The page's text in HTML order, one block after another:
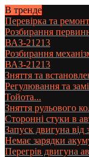
В тренде
Перевірка та
Розбирання
ВАЗ-21213
Розбирання
ВАЗ-21213
Зняття та
Регулювання та
Тойота...
Зняття рульового
Сторонні стуки в
Запуск двигуна від
Немає зарядки
Перегрів двигуна